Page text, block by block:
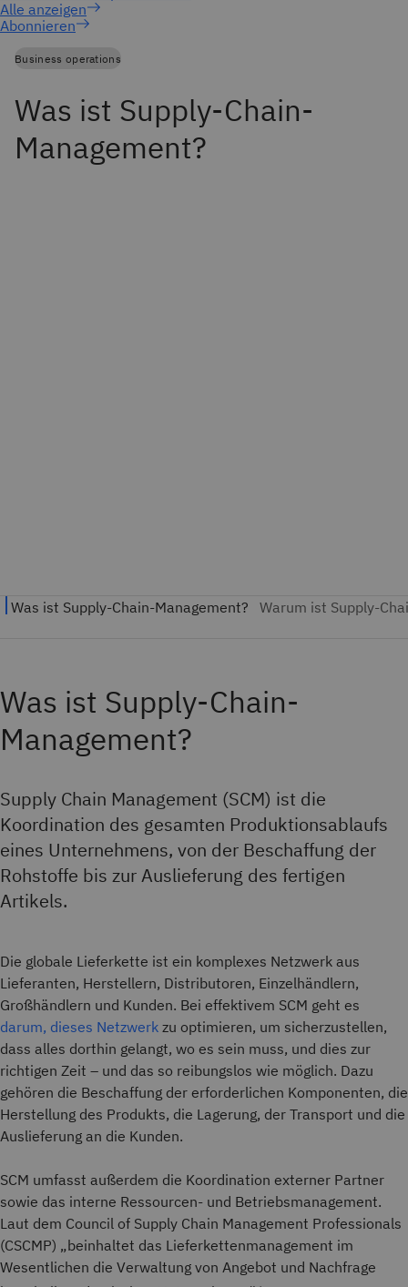
Abonnieren
Business operations
Was ist Supply-Chain-
Management?
Was ist Supply-Chain-
Management?
Supply Chain Management (SCM) ist die
Koordination des gesamten Produktionsablaufs
eines Unternehmens, von der Beschaffung der
Rohstoffe bis zur Auslieferung des fertigen
Artikels.
Die globale Lieferkette ist ein komplexes Netzwerk aus
Lieferanten, Herstellern, Distributoren, Einzelhändlern,
Großhändlern und Kunden. Bei effektivem SCM geht es
darum, dieses Netzwerk zu optimieren, um sicherzustellen,
dass alles dorthin gelangt, wo es sein muss, und dies zur
richtigen Zeit – und das so reibungslos wie möglich. Dazu
gehören die Beschaffung der erforderlichen Komponenten, die
Herstellung des Produkts, die Lagerung, der Transport und die
Auslieferung an die Kunden.
SCM umfasst außerdem die Koordination externer Partner
sowie das interne Ressourcen- und Betriebsmanagement.
Laut dem Council of Supply Chain Management Professionals
(CSCMP) „beinhaltet das Lieferkettenmanagement im
Wesentlichen die Verwaltung von Angebot und Nachfrage